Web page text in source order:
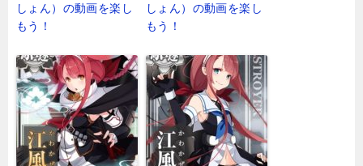
しょん）の動画を楽し
もう！
しょん）の動画を楽し
もう！